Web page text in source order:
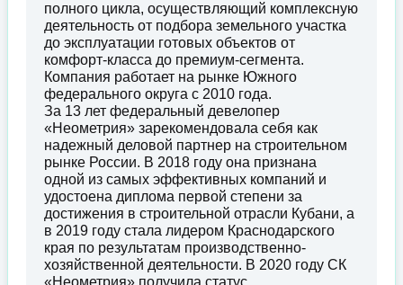
полного цикла, осуществляющий комплексную
деятельность от подбора земельного участка
до эксплуатации готовых объектов от
комфорт-класса до премиум-сегмента.
Компания работает на рынке Южного
федерального округа с 2010 года.
За 13 лет федеральный девелопер
«Неометрия» зарекомендовала себя как
надежный деловой партнер на строительном
рынке России. В 2018 году она признана
одной из самых эффективных компаний и
удостоена диплома первой степени за
достижения в строительной отрасли Кубани, а
в 2019 году стала лидером Краснодарского
края по результатам производственно-
хозяйственной деятельности. В 2020 году СК
«Неометрия» получила статус